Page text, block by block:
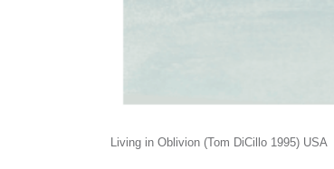
Living in Oblivion (Tom DiCillo 1995) USA